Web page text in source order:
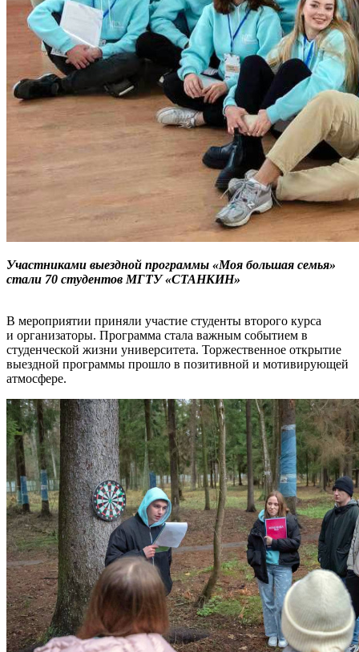
Участниками выездной программы «Моя большая семья»
стали 70 студентов МГТУ «СТАНКИН»
В мероприятии приняли участие студенты второго курса
и организаторы. Программа стала важным событием в
студенческой жизни университета. Торжественное открытие
выездной программы прошло в позитивной и мотивирующей
атмосфере.